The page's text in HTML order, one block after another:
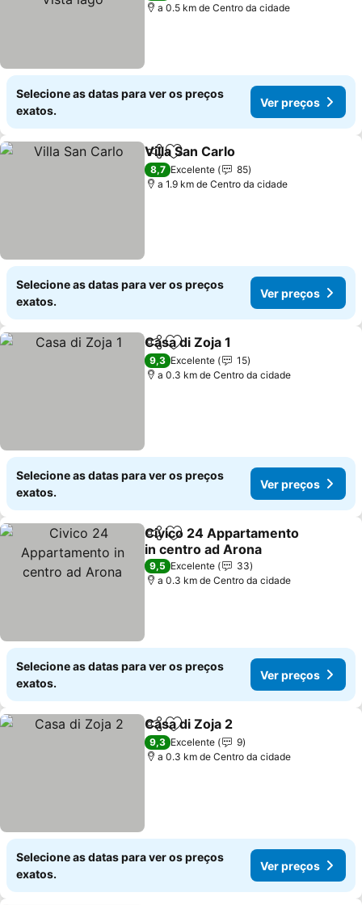
a 0.5 km de Centro da cidade
Selecione as datas para ver os preços
exatos.
Ver preços
PartilharAdicionar aos favoritos
Villa San Carlo
8,7 Excelente
85
a 1.9 km de Centro da cidade
Selecione as datas para ver os preços
exatos.
Ver preços
PartilharAdicionar aos favoritos
Casa di Zoja 1
9,3 Excelente
15
a 0.3 km de Centro da cidade
Selecione as datas para ver os preços
exatos.
Ver preços
PartilharAdicionar aos favoritos
Civico 24 Appartamento
in centro ad Arona
9,5 Excelente
33
a 0.3 km de Centro da cidade
Selecione as datas para ver os preços
exatos.
Ver preços
PartilharAdicionar aos favoritos
Casa di Zoja 2
9,3 Excelente
9
a 0.3 km de Centro da cidade
Selecione as datas para ver os preços
exatos.
Ver preços